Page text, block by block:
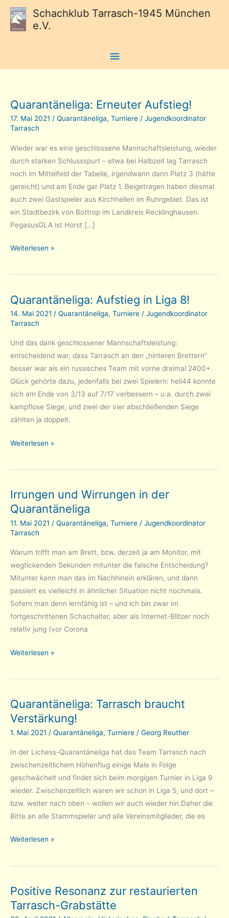
Schachklub Tarrasch-1945 München
e.V.
Hauptmenü
Quarantäneliga: Erneuter Aufstieg!
17. Mai 2021 / Quarantäneliga, Turniere / Jugendkoordinator
Tarrasch
Wieder war es eine geschlossene Mannschaftsleistung, wieder
durch starken Schlussspurt – etwa bei Halbzeit lag Tarrasch
noch im Mittelfeld der Tabelle, irgendwann dann Platz 3 (hätte
gereicht) und am Ende gar Platz 1. Beigetragen haben diesmal
auch zwei Gastspieler aus Kirchhellen im Ruhrgebiet. Das ist
ein Stadtbezirk von Bottrop im Landkreis Recklinghausen.
PegasusGLA ist Horst […]
Quarantäneliga:
Aufstieg!
Weiterlesen »
Quarantäneliga: Aufstieg in Liga 8!
14. Mai 2021 / Quarantäneliga, Turniere / Jugendkoordinator
Tarrasch
Und das dank geschlossener Mannschaftsleistung:
entscheidend war, dass Tarrasch an den „hinteren Brettern“
besser war als ein russisches Team mit vorne dreimal 2400+.
Glück gehörte dazu, jedenfalls bei zwei Spielern: heli44 konnte
sich am Ende von 3/13 auf 7/17 verbessern – u.a. durch zwei
kampflose Siege, und zwei der vier abschließenden Siege
zählten ja doppelt.
Quarantäneliga:
in
8!
Weiterlesen »
Irrungen und Wirrungen in der
Quarantäneliga
11. Mai 2021 / Quarantäneliga, Turniere / Jugendkoordinator
Tarrasch
Warum trifft man am Brett, bzw. derzeit ja am Monitor, mit
wegtickenden Sekunden mitunter die falsche Entscheidung?
Mitunter kann man das im Nachhinein erklären, und dann
passiert es vielleicht in ähnlicher Situation nicht nochmals.
Sofern man denn lernfähig ist – und ich bin zwar im
fortgeschrittenen Schachalter, aber als Internet-Blitzer noch
relativ jung (vor Corona
Irrungen
Wirrungen
der
Quarantäneliga
Weiterlesen »
Quarantäneliga: Tarrasch braucht
Verstärkung!
1. Mai 2021 / Quarantäneliga, Turniere / Georg Reuther
In der Lichess-Quarantäneliga hat das Team Tarrasch nach
zwischenzeitlichem Höhenflug einige Male in Folge
geschwächelt und findet sich beim morgigen Turnier in Liga 9
wieder. Zwischenzeitlich waren wir schon in Liga 5, und dort –
bzw. weiter nach oben – wollen wir auch wieder hin.Daher die
Bitte an alle Stammspieler und alle Vereinsmitglieder, die es
Quarantäneliga:
braucht
Weiterlesen »
Positive Resonanz zur restaurierten
Tarrasch-Grabstätte